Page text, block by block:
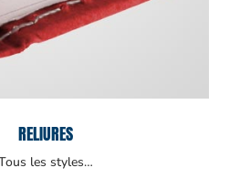
RELIURES
les styles…